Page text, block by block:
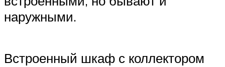
наружными.
Встроенный шкаф с коллектором